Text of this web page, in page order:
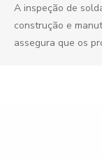
A inspeção de
construção e
assegura que os